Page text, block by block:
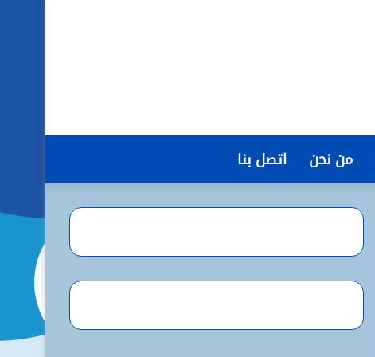
من نحن اتصل بنا